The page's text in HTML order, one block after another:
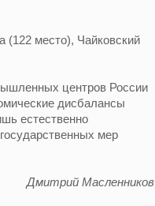
(122 место), Чайковский
центров России
дисбалансы
естественно
мер
Дмитрий Масленников